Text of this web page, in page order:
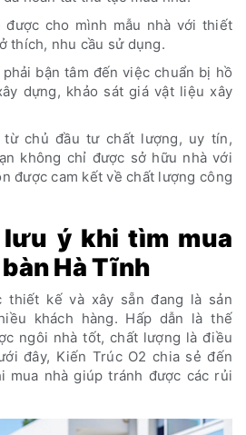
được cho mình mẫu nhà với thiết
thích, nhu cầu sử dụng.
bận tâm đến việc chuẩn bị hồ
dựng, khảo sát giá vật liệu xây
từ chủ đầu tư chất lượng, uy tín,
không chỉ được sở hữu nhà với
được cam kết về chất lượng công
lưu ý khi tìm mua
Hà Tĩnh
thiết kế và xây sẵn đang là sản
khách hàng. Hấp dẫn là thế
ngôi nhà tốt, chất lượng là điều
đây, Kiến Trúc O2 chia sẻ đến
mua nhà giúp tránh được các rủi